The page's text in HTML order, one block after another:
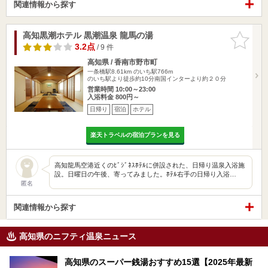
関連情報から探す
お気に入
りに追加
高知黒潮ホテル 黒潮温泉 龍馬の湯
3.2点/ 9 件
高知県 / 香南市野市町
一条橋駅8.61km のいち駅766m
のいち駅より徒歩約10分南国インターより約２０分
営業時間 10:00～23:00
入浴料金 800円～
日帰り 宿泊 ホテル
楽天トラベルの宿泊プランを見る
匿名
高知龍馬空港近くのﾋﾞｼﾞﾈｽﾎﾃﾙに併設された、日帰り温泉入浴施
設。日曜日の午後、寄ってみました。ﾎﾃﾙ右手の日帰り入浴…
関連情報から探す
高知県のニフティ温泉ニュース
高知県のスーパー銭湯おすすめ15選【2025年最新